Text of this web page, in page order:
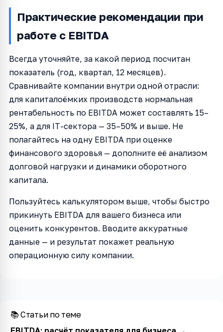
Практические рекомендации при
работе с EBITDA
Всегда уточняйте, за какой период посчитан
показатель (год, квартал, 12 месяцев).
Сравнивайте компании внутри одной отрасли:
для капиталоёмких производств нормальная
рентабельность по EBITDA может составлять 15–
25%, а для IT-сектора — 35–50% и выше. Не
полагайтесь на одну EBITDA при оценке
финансового здоровья — дополните её анализом
долговой нагрузки и динамики оборотного
капитала.
Пользуйтесь калькулятором выше, чтобы быстро
прикинуть EBITDA для вашего бизнеса или
оценить конкурентов. Вводите аккуратные
данные — и результат покажет реальную
операционную силу компании.
📚 Статьи по теме